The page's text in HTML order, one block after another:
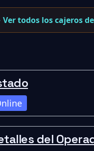
todos los cajeros
del